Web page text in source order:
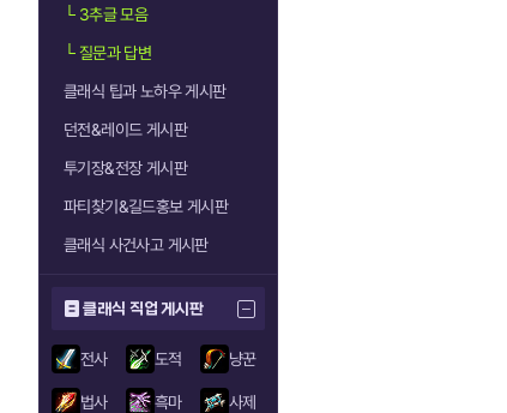
└3추글 모음
└질문과 답변
클래식 팁과 노하우 게시판
던전&레이드 게시판
투기장&전장 게시판
파티찾기&길드홍보 게시판
클래식 사건사고 게시판
클래식 직업 게시판
전사 도적 냥꾼
법사 흑마 사제